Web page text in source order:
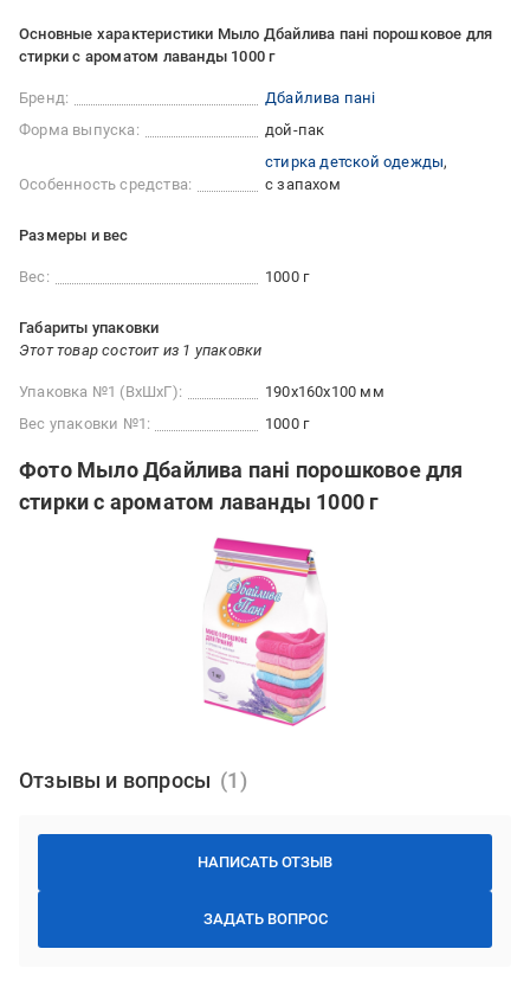
Основные характеристики Мыло Дбайлива пані порошковое для
стирки с ароматом лаванды 1000 г
Бренд:
Дбайлива пані
Форма выпуска:
дой-пак
Особенность средства:
стирка детской одежды
с запахом
Размеры и вес
Вес: 1000 г
Габариты упаковки
Этот товар состоит из 1 упаковки
Упаковка №1 (ВхШхГ):
190x160x100 мм
Вес упаковки №1:
1000 г
Фото Мыло Дбайлива пані порошковое для
стирки с ароматом лаванды 1000 г
Отзывы и вопросы
НАПИСАТЬ ОТЗЫВ
ЗАДАТЬ ВОПРОС